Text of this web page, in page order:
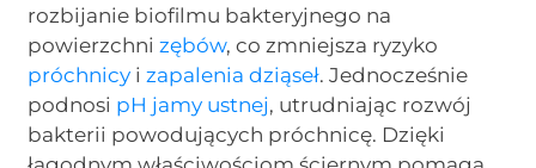
rozbijanie biofilmu bakteryjnego na
powierzchnizębów, co zmniejsza ryzyko
próchnicy izapalenia dziąseł. Jednocześnie
podnosi pH jamy ustnej, utrudniając rozwój
bakterii powodujących próchnicę. Dzięki